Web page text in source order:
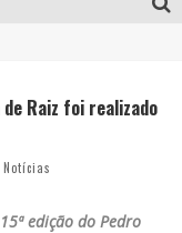
Designer mineira lança jogo educativo sobre coleta seletiva na maior feira de jogos de tabuleiro da América Latina
Raiz foi realizado
Notícias
edição do Pedro